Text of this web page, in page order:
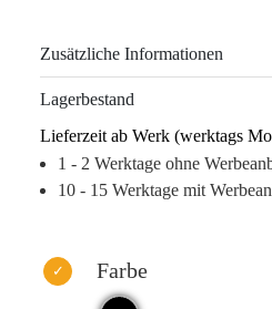
Lifestyle Ihrer Klientel.
Jeder Becher kann individuell
werden, was eine hautnahe
schafft. Die haptische Erfahrung
der nicht nur nützlich ist,
Bindung zu Ihren Verbrauchern
Zusätzliche Informationen
Lagerbestand
Lieferzeit ab Werk (werktags
1 - 2 Werktage ohne
10 - 15 Werktage mit
Farbe